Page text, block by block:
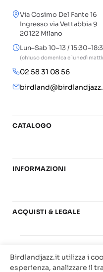
Via Cosimo Del Fante 16
Ingresso via Vettabbia 9
20122 Milano
Lun–Sab 10–13 /
(chiuso domenica e lunedì
02 58 31 08 56
CATALOGO
Chitarra
Basi play-along
Offerte
INFORMAZIONI
Carta del Docente
ACQUISTI & LEGALE
Privacy & Cookie
Birdland
Birdlandjazz.it utilizza i
esperienza, analizzare il